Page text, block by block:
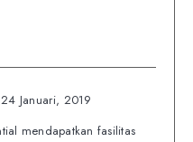
Januari, 2019
mendapatkan fasilitas